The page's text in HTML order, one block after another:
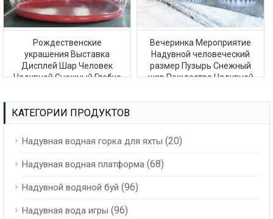
Рождественские
украшения Выставка
Дисплей Шар Человек
Надувной Снежный Глобус
Вечеринка Мероприятие
Надувной человеческий
размер Пузырь Снежный
шар Рождество Надувной
рекламы
КАТЕГОРИИ ПРОДУКТОВ
Надувная водная горка для яхты (20)
Надувная водная платформа (68)
Надувной водяной буй (96)
Надувная вода игры (96)